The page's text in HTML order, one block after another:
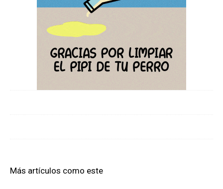
Más artículos como este